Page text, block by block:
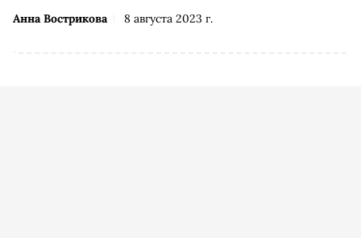
Анна Вострикова 8 августа 2023 г.